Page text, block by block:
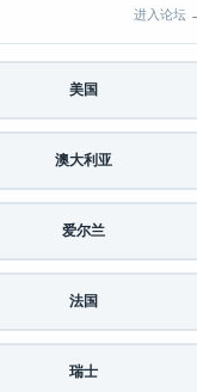
进入论坛
美国
澳大利亚
爱尔兰
法国
瑞士